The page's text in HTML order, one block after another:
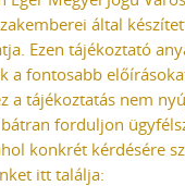
által
Ezen tájékoztató
a fontosabb
a tájékoztatás nem
forduljon
konkrét kérdésére
itt találja: